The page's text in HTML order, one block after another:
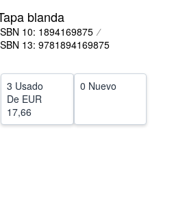
CERRAR
blanda
10: 1894169875
13: 9781894169875
3 Usado
De EUR
17,66
0 Nuevo